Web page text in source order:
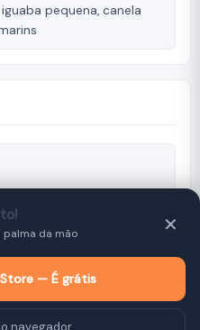
pequena, canela
o primeiro a avaliar!
palma da mão ✕
— É grátis
navegador